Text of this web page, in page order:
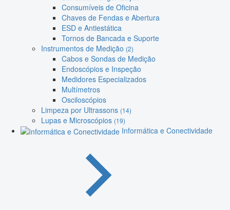
Consumíveis de Oficina
Chaves de Fendas e Abertura
ESD e Antiestática
Tornos de Bancada e Suporte
Instrumentos de Medição (2)
Cabos e Sondas de Medição
Endoscópios e Inspeção
Medidores Especializados
Multímetros
Osciloscópios
Limpeza por Ultrassons (14)
Lupas e Microscópios (19)
Informática e Conectividade